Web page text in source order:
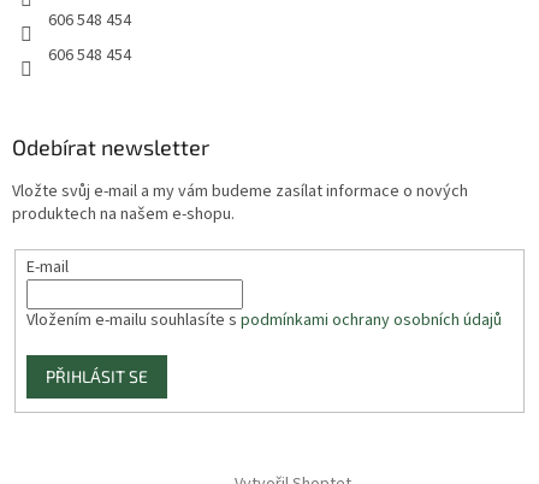
606 548 454
606 548 454
Odebírat newsletter
Vložte svůj e-mail a my vám budeme zasílat informace o nových
produktech na našem e-shopu.
E-mail
Vložením e-mailu souhlasíte s podmínkami ochrany osobních údajů
PŘIHLÁSIT SE